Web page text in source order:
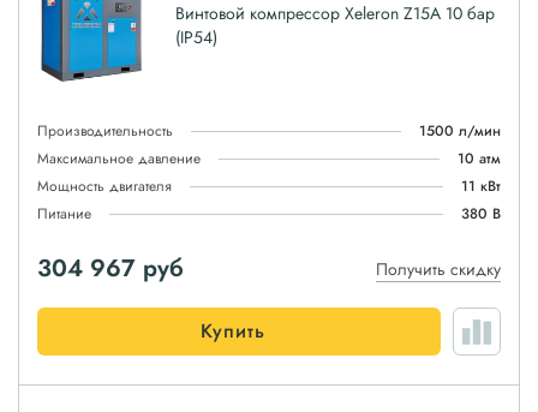
Винтовой компрессор Xeleron Z15A 10 бар
(IP54)
Производительность
1500 л/мин
Максимальное давление
10 атм
Мощность двигателя
11 кВт
Питание
380 В
304 967 руб Получить скидку
Купить